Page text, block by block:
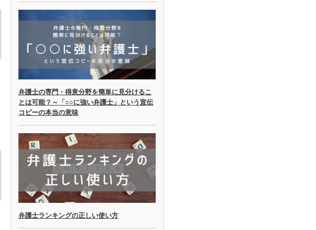
弁護士の専門・得意分野を簡単に見分けるこ
とは可能？～「○○に強い弁護士」という宣伝
コピーの本当の意味
弁護士ランキングの正しい使い方